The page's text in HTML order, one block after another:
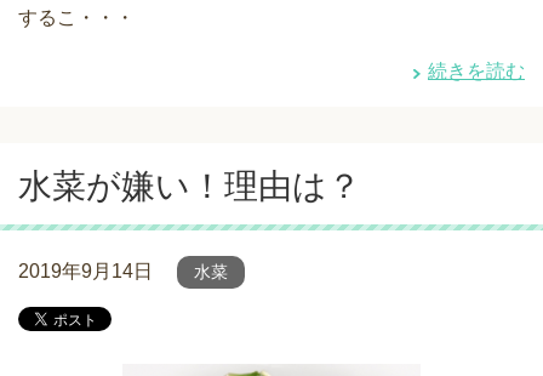
するこ・・・
続きを読む
水菜が嫌い！理由は？
2019年9月14日 水菜